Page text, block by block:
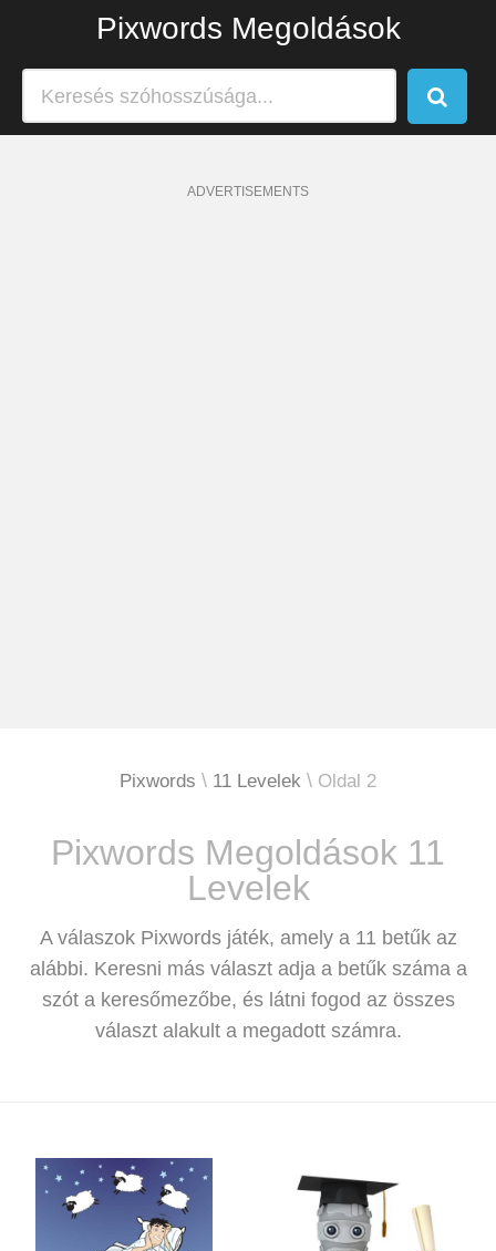
Pixwords Megoldások
ADVERTISEMENTS
Pixwords 11 Levelek Oldal 2
Pixwords Megoldások 11
Levelek
A válaszok Pixwords játék, amely a 11 betűk az
alábbi. Keresni más választ adja a betűk száma a
szót a keresőmezőbe, és látni fogod az összes
választ alakult a megadott számra.